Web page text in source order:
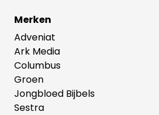
Merken
Adveniat
Ark Media
Columbus
Groen
Jongbloed Bijbels
Sestra